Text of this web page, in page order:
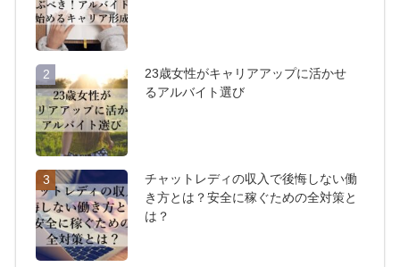
2
23歳女性がキャリアアップに活かせ
るアルバイト選び
3
チャットレディの収入で後悔しない働
き方とは？安全に稼ぐための全対策と
は？